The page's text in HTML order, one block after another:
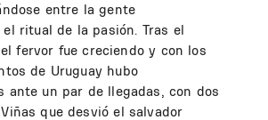
entre la gente
ritual de la pasión. Tras el
fervor fue creciendo y con los
de Uruguay hubo
ante un par de llegadas, con dos
que desvió el salvador